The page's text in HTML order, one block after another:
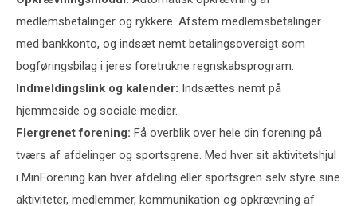
medlemsbetalinger og rykkere. Afstem medlemsbetalinger
med bankkonto, og indsæt nemt betalingsoversigt som
bogføringsbilag i jeres foretrukne regnskabsprogram.
Indmeldingslink og kalender: Indsættes nemt på
hjemmeside og sociale medier.
Flergrenet forening: Få overblik over hele din forening på
tværs af afdelinger og sportsgrene. Med hver sit aktivitetshjul
i MinForening kan hver afdeling eller sportsgren selv styre sine
aktiviteter, medlemmer, kommunikation og opkrævning af